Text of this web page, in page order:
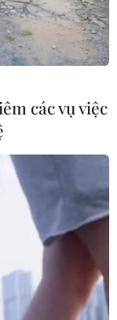
thải đạt
Mau dự kiến sẽ
lượng cao và
các vụ việc